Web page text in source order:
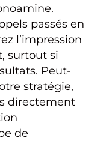
passés en
l’impression
surtout si
Peut-
stratégie,
directement
de